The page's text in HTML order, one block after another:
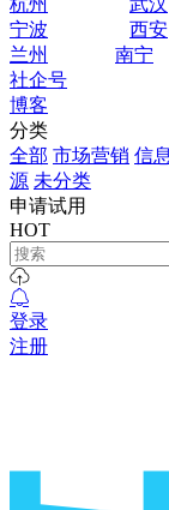
杭州
武汉
宁波
西安
兰州
南宁
社企号
博客
分类
全部 市场营销 信
源 未分类
申请试用
HOT
登录
注册